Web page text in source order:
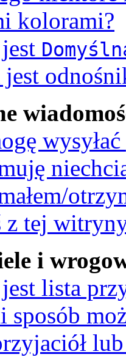
kolorami?
z tej
i
lista
sposób